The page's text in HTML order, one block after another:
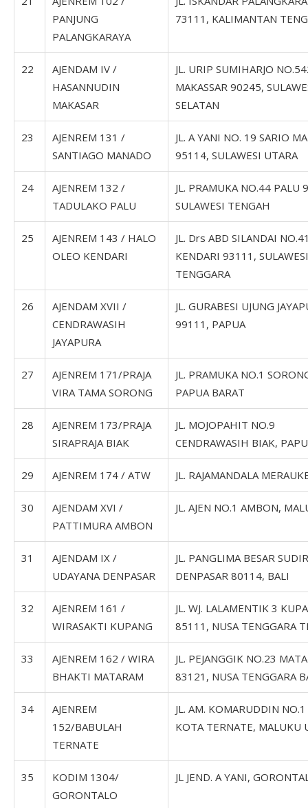
PANJUNG
PALANGKARAYA
73111, KALIMANTAN
22
AJENDAM IV /
HASANNUDIN
MAKASAR
JL. URIP SUMIHARJO
MAKASSAR 90245,
SELATAN
23
AJENREM 131 /
SANTIAGO MANADO
JL. A YANI NO. 19 SARIO
95114, SULAWESI UTARA
24
AJENREM 132 /
TADULAKO PALU
JL. PRAMUKA NO.44 PALU
SULAWESI TENGAH
25
AJENREM 143 / HALO
OLEO KENDARI
JL. Drs ABD SILANDAI
KENDARI 93111, SULAWESI
TENGGARA
26
AJENDAM XVII /
CENDRAWASIH
JAYAPURA
JL. GURABESI UJUNG
99111, PAPUA
27
AJENREM 171/PRAJA
VIRA TAMA SORONG
JL. PRAMUKA NO.1
PAPUA BARAT
28
AJENREM 173/PRAJA
SIRAPRAJA BIAK
JL. MOJOPAHIT NO.9
CENDRAWASIH BIAK,
29 AJENREM 174 / ATW JL. RAJAMANDALA
30
AJENDAM XVI /
PATTIMURA AMBON
JL. AJEN NO.1 AMBON,
31
AJENDAM IX /
UDAYANA DENPASAR
JL. PANGLIMA BESAR
DENPASAR 80114, BALI
32
AJENREM 161 /
WIRASAKTI KUPANG
JL. WJ. LALAMENTIK 3
85111, NUSA TENGGARA
33
AJENREM 162 / WIRA
BHAKTI MATARAM
JL. PEJANGGIK NO.23
83121, NUSA TENGGARA
34
AJENREM
152/BABULAH
TERNATE
JL. AM. KOMARUDDIN
KOTA TERNATE, MALUKU
35
KODIM 1304/
GORONTALO
JL JEND. A YANI,